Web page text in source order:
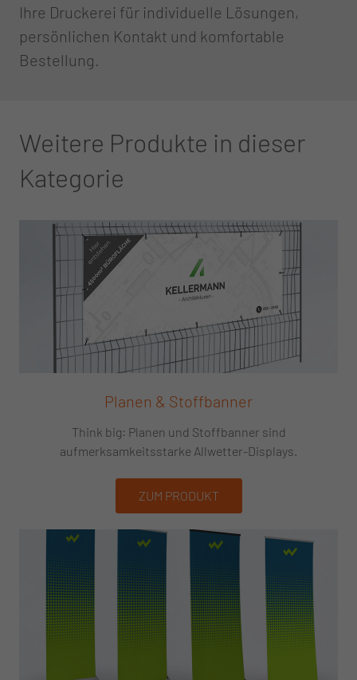
Ihre Druckerei für individuelle Lösungen,
persönlichen Kontakt und komfortable
Bestellung.
Weitere Produkte in dieser
Kategorie
Planen & Stoffbanner
Think big: Planen und Stoffbanner sind
aufmerksamkeitsstarke Allwetter-Displays.
ZUM PRODUKT